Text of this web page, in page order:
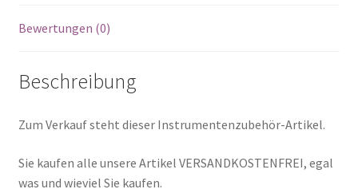
Bewertungen (0)
Beschreibung
Zum Verkauf steht dieser Instrumentenzubehör-Artikel.
Sie kaufen alle unsere Artikel VERSANDKOSTENFREI, egal
was und wieviel Sie kaufen.